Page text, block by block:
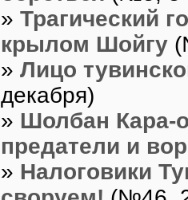
» Трагический
крылом Шойгу
» Лицо
декабря)
» Шолбан Кара-
предатели и
» Налоговики